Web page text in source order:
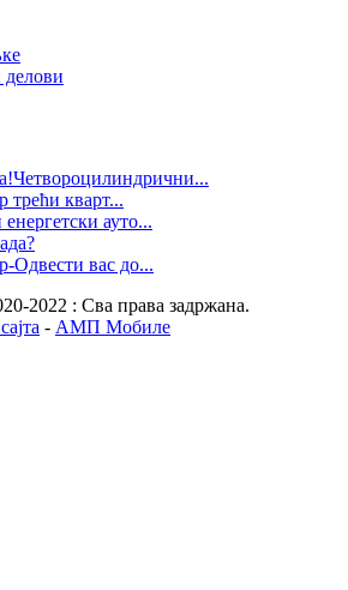
трећи кварт...
ауто...
Одвести вас до...
2022 : Сва права задржана.
- АМП Мобиле